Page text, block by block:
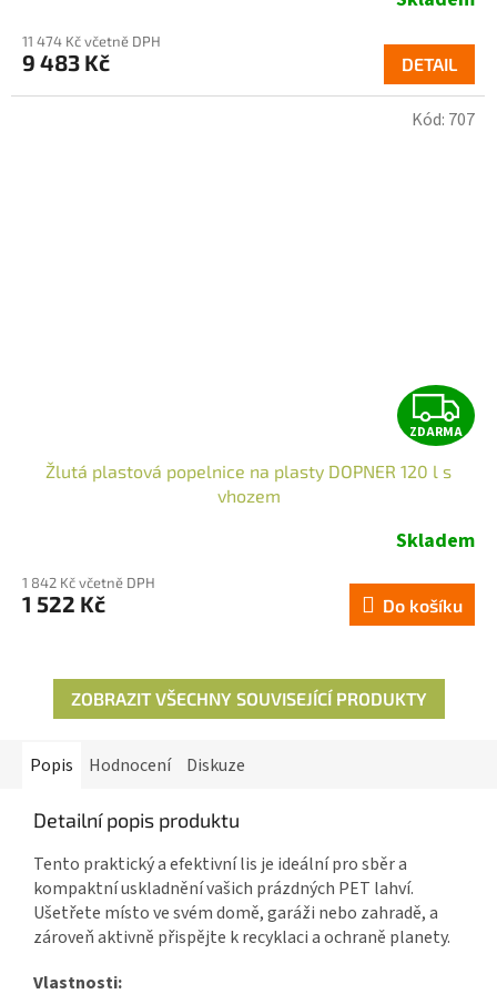
A
11 474 Kč včetně DPH
9 483 Kč DETAIL
Z
D
R
A
ZDARMA
Žlutá plastová popelnice na plasty DOPNER 120 l s
vhozem
produktu
je
hvězdiček.
Skladem
1 842 Kč včetně DPH
1 522 Kč Do košíku
Kód: 707
ZOBRAZIT VŠECHNY SOUVISEJÍCÍ PRODUKTY
Popis Hodnocení Diskuze
Detailní popis produktu
Tento praktický a efektivní lis je ideální pro sběr a
kompaktní uskladnění vašich prázdných PET lahví.
Ušetřete místo ve svém domě, garáži nebo zahradě, a
zároveň aktivně přispějte k recyklaci a ochraně planety.
Vlastnosti: